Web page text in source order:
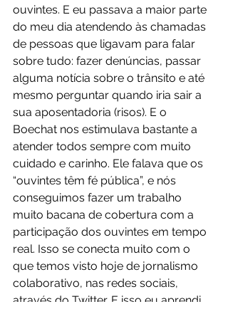
ouvintes. E eu passava a maior parte
do meu dia atendendo às chamadas
de pessoas que ligavam para falar
sobre tudo: fazer denúncias, passar
alguma notícia sobre o trânsito e até
mesmo perguntar quando iria sair a
sua aposentadoria (risos). E o
Boechat nos estimulava bastante a
atender todos sempre com muito
cuidado e carinho. Ele falava que os
“ouvintes têm fé pública”, e nós
conseguimos fazer um trabalho
muito bacana de cobertura com a
participação dos ouvintes em tempo
real. Isso se conecta muito com o
que temos visto hoje de jornalismo
colaborativo, nas redes sociais,
através do Twitter. E isso eu aprendi